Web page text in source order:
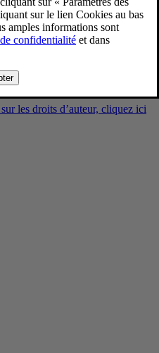
Legal Officer
les droits d’auteur, cliquez ici